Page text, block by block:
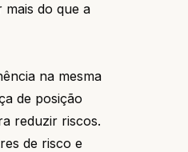
do que a
na mesma
de posição
reduzir riscos.
de risco e